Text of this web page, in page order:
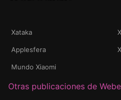
Xataka
Applesfera
Mundo Xiaomi
Otras publicaciones de